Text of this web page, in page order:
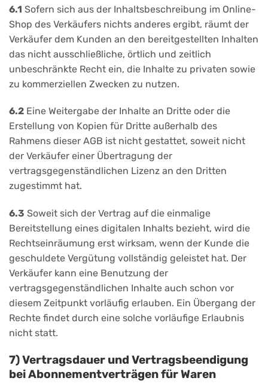
6.1 Sofern sich aus der Inhaltsbeschreibung im Online-
Shop des Verkäufers nichts anderes ergibt, räumt der
Verkäufer dem Kunden an den bereitgestellten Inhalten
das nicht ausschließliche, örtlich und zeitlich
unbeschränkte Recht ein, die Inhalte zu privaten sowie
zu kommerziellen Zwecken zu nutzen.
6.2 Eine Weitergabe der Inhalte an Dritte oder die
Erstellung von Kopien für Dritte außerhalb des
Rahmens dieser AGB ist nicht gestattet, soweit nicht
der Verkäufer einer Übertragung der
vertragsgegenständlichen Lizenz an den Dritten
zugestimmt hat.
6.3 Soweit sich der Vertrag auf die einmalige
Bereitstellung eines digitalen Inhalts bezieht, wird die
Rechtseinräumung erst wirksam, wenn der Kunde die
geschuldete Vergütung vollständig geleistet hat. Der
Verkäufer kann eine Benutzung der
vertragsgegenständlichen Inhalte auch schon vor
diesem Zeitpunkt vorläufig erlauben. Ein Übergang der
Rechte findet durch eine solche vorläufige Erlaubnis
nicht statt.
7) Vertragsdauer und Vertragsbeendigung
bei Abonnementverträgen für Waren